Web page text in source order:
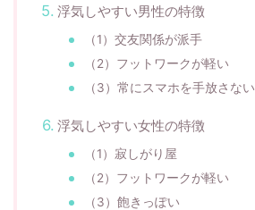
浮気しやすい男性の特徴
（1）交友関係が派手
（2）フットワークが軽い
（3）常にスマホを手放さない
浮気しやすい女性の特徴
（1）寂しがり屋
（2）フットワークが軽い
（3）飽きっぽい